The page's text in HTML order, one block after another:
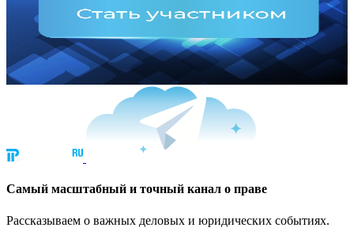
Cамый масштабный и точный канал о праве
Рассказываем о важных деловых и юридических событиях.